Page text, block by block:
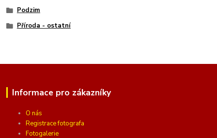
Podzim
Příroda - ostatní
Informace pro zákazníky
O nás
Registrace fotografa
Fotogalerie